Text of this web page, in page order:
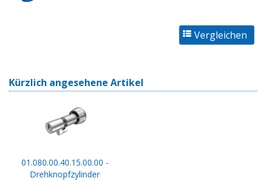
Kürzlich angesehene Artikel
01.080.00.40.15.00.00 -
Drehknopfzylinder